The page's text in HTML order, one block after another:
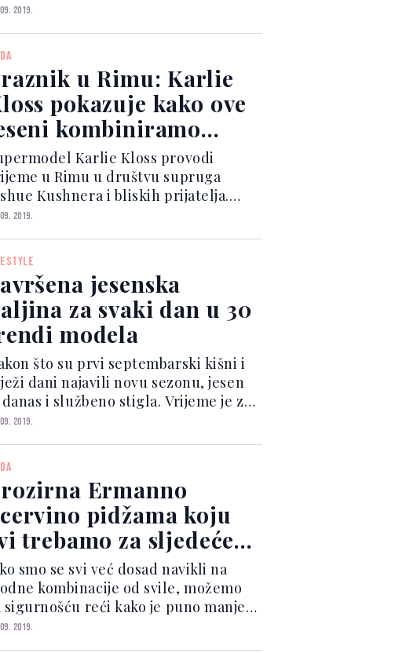
maksimu ovog pariškog
bogate tradicije. Kolekcija
of Eden” djelo...
2019.
u Rimu: Karlie
pokazuje kako ove
kombiniramo
Karlie Kloss provodi
u Rimu u društvu supruga
Kushnera i bliskih prijatelja.
se manekenka prošetala
klasičnom outfitu. 27-
manekenka i poslovna žena
2019.
jesenska
za svaki dan u 30
modela
što su prvi septembarski kišni i
dani najavili novu sezonu, jesen
i službeno stigla. Vrijeme je za
pletivo i oversized kapute,
poput deka. Dok će najtopliji
prič...
2019.
Ermanno
pidžama koju
trebamo za sljedeće
smo se svi već dosad navikli na
kombinacije od svile, možemo
sigurnošću reći kako je puno manje
da ćemo na cesti vidjeti
2019.